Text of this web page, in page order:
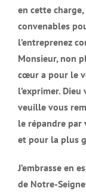
en cette
convenables
l’entreprenez
Monsieur, non
cœur a pour le
l’exprimer.
veuille vous
le répandre par
et pour la plus
J’embrasse en
de Notre-